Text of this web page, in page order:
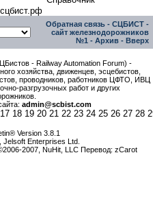
Обратная связь - СЦБИСТ -
сайт железнодорожников
№1 - Архив - Вверх
- Railway Automation Forum) -
хозяйства, движенцев, эсцебистов,
проводников, работников ЦФТО, ИВЦ
разгрузочных работ и других
admin@scbist.com
17 18 19 20 21 22 23 24 25 26 27 28
Version 3.8.1
Enterprises Ltd.
2007, NuHit, LLC Перевод: zCarot